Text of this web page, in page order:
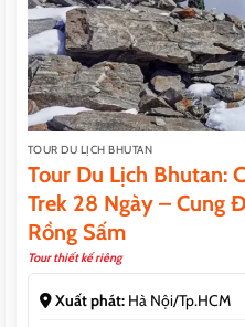
TOUR DU LỊCH BHUTAN
Tour Du Lịch Bhutan:
Trek 28 Ngày – Cung
Rồng Sấm
Tour thiết kế riêng
Xuất phát:Hà Nội/Tp.HCM